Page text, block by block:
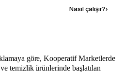
Nasıl çalışır?›
göre, Kooperatif Marketlerde
temizlik ürünlerinde başlatılan